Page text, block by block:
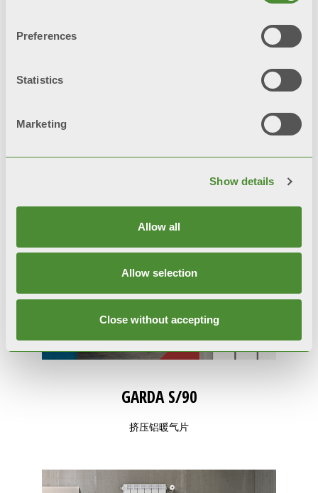
Preferences
Statistics
Marketing
Show details
Allow all
Allow selection
Close without accepting
GARDA S/90
挤压铝暖气片